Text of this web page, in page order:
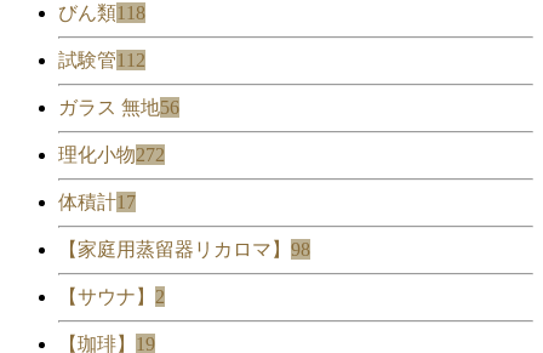
びん類118
試験管112
ガラス 無地56
理化小物272
体積計17
【家庭用蒸留器リカロマ】 98
【サウナ】 2
【珈琲】 19